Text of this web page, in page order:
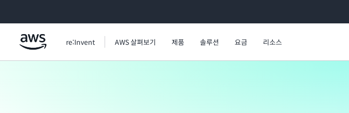
re:Invent AWS 살펴보기 제품 솔루션 요금 리소스